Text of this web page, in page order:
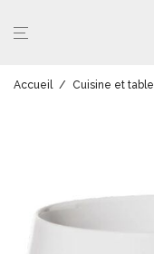
Accueil / Cuisine et table